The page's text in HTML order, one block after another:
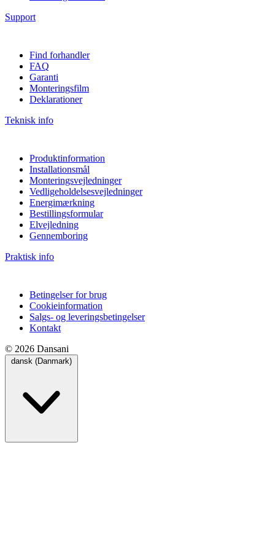
Support
Find forhandler
FAQ
Garanti
Monteringsfilm
Deklarationer
Teknisk info
Produktinformation
Installationsmål
Monteringsvejledninger
Vedligeholdelsesvejledninger
Energimærkning
Bestillingsformular
Elvejledning
Gennemboring
Praktisk info
Betingelser for brug
Cookieinformation
Salgs- og leveringsbetingelser
Kontakt
© 2026 Dansani
dansk (Danmark)